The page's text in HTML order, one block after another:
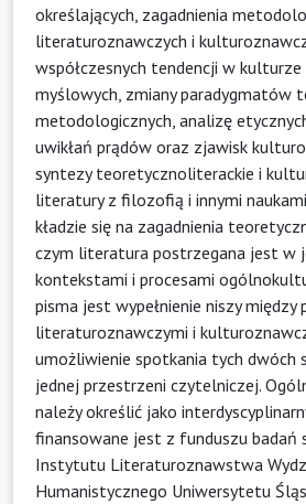
określających, zagadnienia
literaturoznawczych i
współczesnych tendencji w kulturze
myślowych, zmiany paradygmatów
metodologicznych, analizę
uwikłań prądów oraz zjawisk
syntezy teoretycznoliterackie i
literatury z filozofią i innymi
kładzie się na zagadnienia
czym literatura postrzegana jest w
kontekstami i procesami
pisma jest wypełnienie niszy między
literaturoznawczymi i
umożliwienie spotkania tych dwóch
jednej przestrzeni czytelniczej.
należy określić jako
finansowane jest z funduszu
Instytutu Literaturoznawstwa
Humanistycznego Uniwersytetu